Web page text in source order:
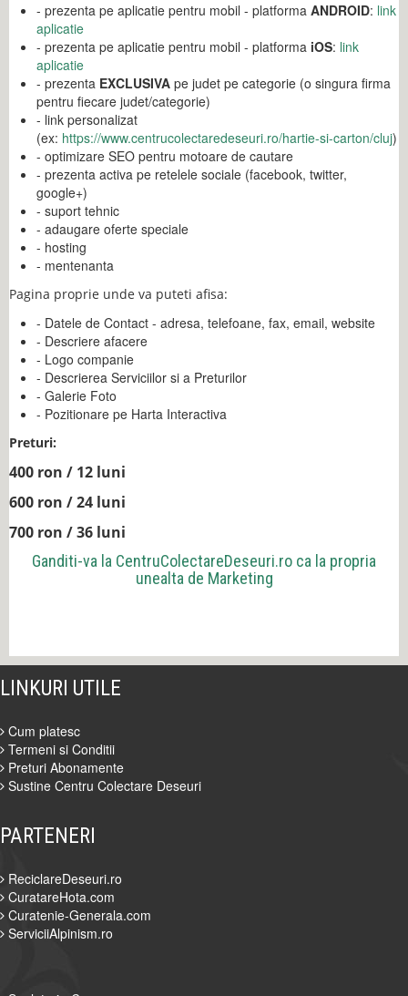
- prezenta pe aplicatie pentru mobil - platforma ANDROID: link
aplicatie
- prezenta pe aplicatie pentru mobil - platforma iOS: link
aplicatie
- prezenta EXCLUSIVA pe judet pe categorie (o singura firma
pentru fiecare judet/categorie)
- link personalizat
(ex: https://www.centrucolectaredeseuri.ro/hartie-si-carton/cluj)
- optimizare SEO pentru motoare de cautare
- prezenta activa pe retelele sociale (facebook, twitter,
google+)
- suport tehnic
- adaugare oferte speciale
- hosting
- mentenanta
Pagina proprie unde va puteti afisa:
- Datele de Contact - adresa, telefoane, fax, email, website
- Descriere afacere
- Logo companie
- Descrierea Serviciilor si a Preturilor
- Galerie Foto
- Pozitionare pe Harta Interactiva
Preturi:
400 ron / 12 luni
600 ron / 24 luni
700 ron / 36 luni
Ganditi-va la CentruColectareDeseuri.ro ca la propria
unealta de Marketing
LINKURI UTILE
Cum platesc
Termeni si Conditii
Preturi Abonamente
Sustine Centru Colectare Deseuri
PARTENERI
ReciclareDeseuri.ro
CuratareHota.com
Curatenie-Generala.com
ServiciiAlpinism.ro